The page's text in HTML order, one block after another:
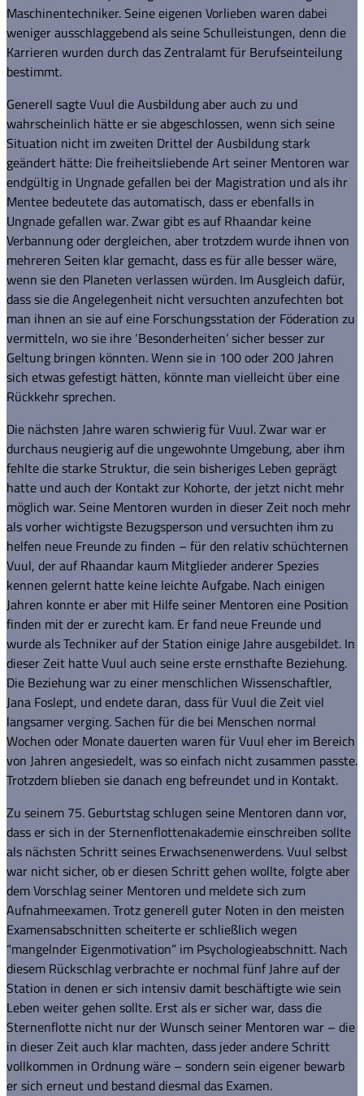
Maschinentechniker. Seine eigenen Vorlieben waren dabei
weniger ausschlaggebend als seine Schulleistungen, denn die
Karrieren wurden durch das Zentralamt für Berufseinteilung
bestimmt.
Generell sagte Vuul die Ausbildung aber auch zu und
wahrscheinlich hätte er sie abgeschlossen, wenn sich seine
Situation nicht im zweiten Drittel der Ausbildung stark
geändert hätte: Die freiheitsliebende Art seiner Mentoren war
endgültig in Ungnade gefallen bei der Magistration und als ihr
Mentee bedeutete das automatisch, dass er ebenfalls in
Ungnade gefallen war. Zwar gibt es auf Rhaandar keine
Verbannung oder dergleichen, aber trotzdem wurde ihnen von
mehreren Seiten klar gemacht, dass es für alle besser wäre,
wenn sie den Planeten verlassen würden. Im Ausgleich dafür,
dass sie die Angelegenheit nicht versuchten anzufechten bot
man ihnen an sie auf eine Forschungsstation der Föderation zu
vermitteln, wo sie ihre ‘Besonderheiten’ sicher besser zur
Geltung bringen könnten. Wenn sie in 100 oder 200 Jahren
sich etwas gefestigt hätten, könnte man vielleicht über eine
Rückkehr sprechen.
Die nächsten Jahre waren schwierig für Vuul. Zwar war er
durchaus neugierig auf die ungewohnte Umgebung, aber ihm
fehlte die starke Struktur, die sein bisheriges Leben geprägt
hatte und auch der Kontakt zur Kohorte, der jetzt nicht mehr
möglich war. Seine Mentoren wurden in dieser Zeit noch mehr
als vorher wichtigste Bezugsperson und versuchten ihm zu
helfen neue Freunde zu finden – für den relativ schüchternen
Vuul, der auf Rhaandar kaum Mitglieder anderer Spezies
kennen gelernt hatte keine leichte Aufgabe. Nach einigen
Jahren konnte er aber mit Hilfe seiner Mentoren eine Position
finden mit der er zurecht kam. Er fand neue Freunde und
wurde als Techniker auf der Station einige Jahre ausgebildet. In
dieser Zeit hatte Vuul auch seine erste ernsthafte Beziehung.
Die Beziehung war zu einer menschlichen Wissenschaftler,
Jana Foslept, und endete daran, dass für Vuul die Zeit viel
langsamer verging. Sachen für die bei Menschen normal
Wochen oder Monate dauerten waren für Vuul eher im Bereich
von Jahren angesiedelt, was so einfach nicht zusammen passte.
Trotzdem blieben sie danach eng befreundet und in Kontakt.
Zu seinem 75. Geburtstag schlugen seine Mentoren dann vor,
dass er sich in der Sternenflottenakademie einschreiben sollte
als nächsten Schritt seines Erwachsenenwerdens. Vuul selbst
war nicht sicher, ob er diesen Schritt gehen wollte, folgte aber
dem Vorschlag seiner Mentoren und meldete sich zum
Aufnahmeexamen. Trotz generell guter Noten in den meisten
Examensabschnitten scheiterte er schließlich wegen
“mangelnder Eigenmotivation” im Psychologieabschnitt. Nach
diesem Rückschlag verbrachte er nochmal fünf Jahre auf der
Station in denen er sich intensiv damit beschäftigte wie sein
Leben weiter gehen sollte. Erst als er sicher war, dass die
Sternenflotte nicht nur der Wunsch seiner Mentoren war – die
in dieser Zeit auch klar machten, dass jeder andere Schritt
vollkommen in Ordnung wäre – sondern sein eigener bewarb
er sich erneut und bestand diesmal das Examen.